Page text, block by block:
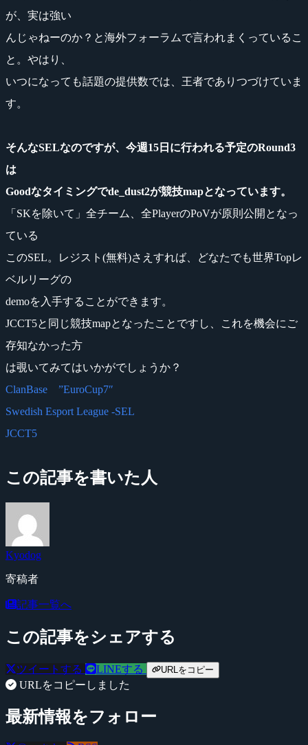
が、実は強い
んじゃねーのか？と海外フォーラムで言われまくっているこ
と。やはり、
いつになっても話題の提供数では、王者でありつづけていま
す。
そんなSELなのですが、今週15日に行われる予定のRound3
は
Goodなタイミングでde_dust2が競技mapとなっています。
「SKを除いて」全チーム、全PlayerのPoVが原則公開となっ
ている
このSEL。レジスト(無料)さえすれば、どなたでも世界Topレ
ベルリーグの
demoを入手することができます。
JCCT5と同じ競技mapとなったことですし、これを機会にご
存知なかった方
は覗いてみてはいかがでしょうか？
ClanBase ”EuroCup7″
Swedish Esport League -SEL
JCCT5
この記事を書いた人
Kyodog
寄稿者
記事一覧へ
この記事をシェアする
ツイートする LINEする URLをコピー
URLをコピーしました
最新情報をフォロー